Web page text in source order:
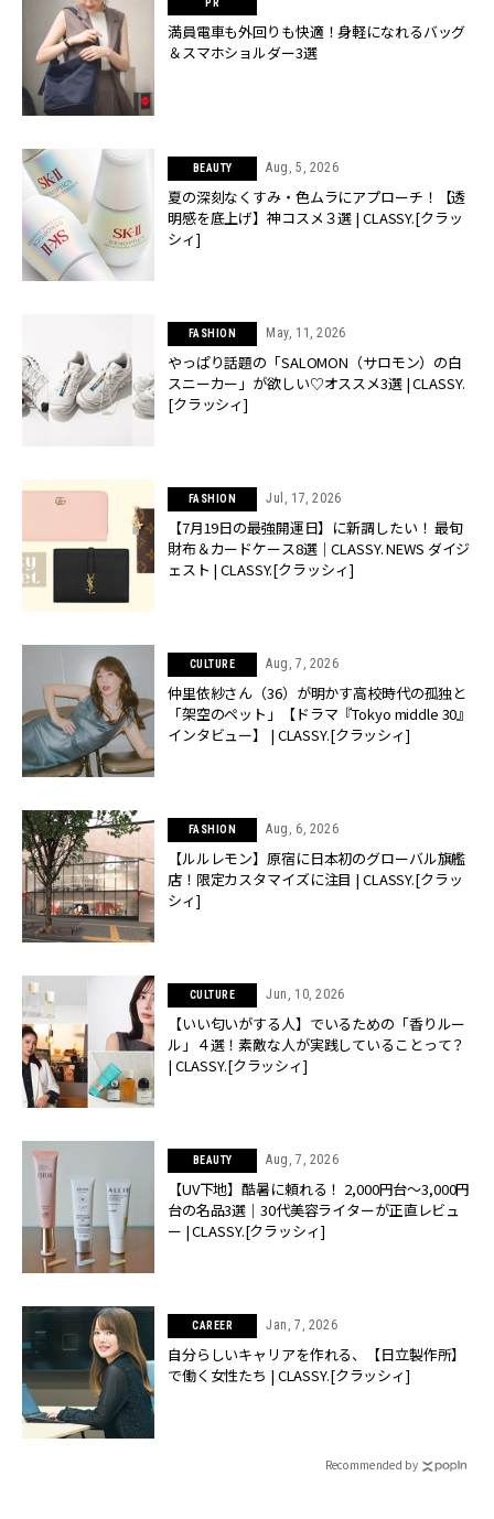
満員電車も外回りも快適！身軽になれるバッグ
＆スマホショルダー3選
BEAUTY Aug, 5, 2026
夏の深刻なくすみ・色ムラにアプローチ！【透
明感を底上げ】神コスメ３選 | CLASSY.[クラッ
シィ]
FASHION May, 11, 2026
やっぱり話題の「SALOMON（サロモン）の白
スニーカー」が欲しい♡オススメ3選 | CLASSY.
[クラッシィ]
FASHION Jul, 17, 2026
【7月19日の最強開運日】に新調したい！ 最旬
財布＆カードケース8選｜CLASSY. NEWS ダイジ
ェスト | CLASSY.[クラッシィ]
CULTURE Aug, 7, 2026
仲里依紗さん（36）が明かす高校時代の孤独と
「架空のペット」【ドラマ『Tokyo middle 30』
インタビュー】 | CLASSY.[クラッシィ]
FASHION Aug, 6, 2026
【ルルレモン】原宿に日本初のグローバル旗艦
店！限定カスタマイズに注目 | CLASSY.[クラッ
シィ]
CULTURE Jun, 10, 2026
【いい匂いがする人】でいるための「香りルー
ル」４選！素敵な人が実践していることって？
| CLASSY.[クラッシィ]
BEAUTY Aug, 7, 2026
【UV下地】酷暑に頼れる！ 2,000円台〜3,000円
台の名品3選｜30代美容ライターが正直レビュ
ー | CLASSY.[クラッシィ]
CAREER Jan, 7, 2026
自分らしいキャリアを作れる、【日立製作所】
で働く女性たち | CLASSY.[クラッシィ]
Recommended by